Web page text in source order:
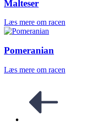
Malteser
Læs mere om racen
Pomeranian
Læs mere om racen